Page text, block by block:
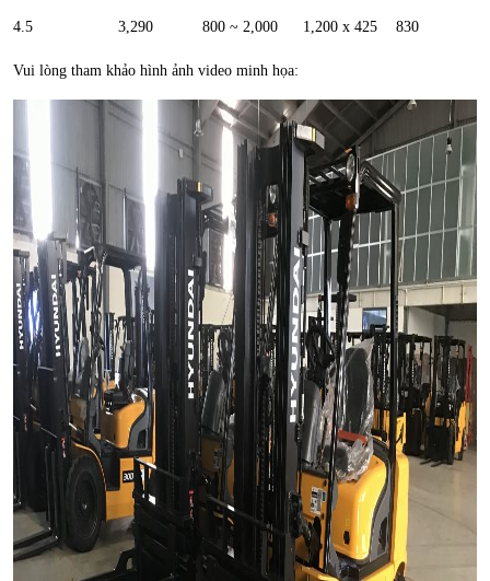
4.5 3,290 800 ~ 2,000 1,200 x 425 830
Vui lòng tham khảo hình ảnh video minh họa: